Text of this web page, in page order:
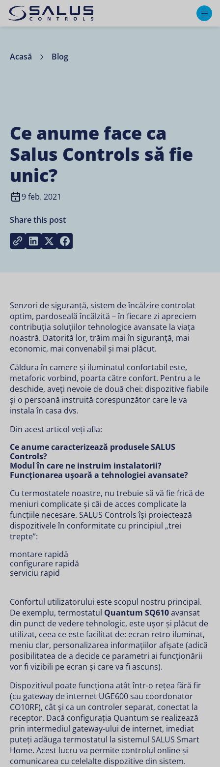
Acasă Blog
Ce anume face ca
Salus Controls să fie
unic?
9 feb. 2021
Share this post
Copy linkShare on LinkedIn
Share on Twitter
Senzori de siguranță, sistem de încălzire controlat
optim, pardoseală încălzită – în fiecare zi apreciem
contribuția soluțiilor tehnologice avansate la viața
noastră. Datorită lor, trăim mai în siguranță, mai
economic, mai convenabil și mai plăcut.
Căldura în camere și iluminatul confortabil este,
metaforic vorbind, poarta către confort. Pentru a le
deschide, aveți nevoie de două chei: dispozitive fiabile
și o persoană instruită corespunzător care le va
instala în casa dvs.
Din acest articol veți afla:
Ce anume caracterizează produsele SALUS
Controls?
Modul în care ne instruim instalatorii?
Funcționarea ușoară a tehnologiei avansate?
Cu termostatele noastre, nu trebuie să vă fie frică de
meniuri complicate și căi de acces complicate la
funcțiile necesare. SALUS Controls își proiectează
dispozitivele în conformitate cu principiul „trei
trepte”:
montare rapidă
configurare rapidă
serviciu rapid
Confortul utilizatorului este scopul nostru principal.
De exemplu, termostatul Quantum SQ610avansat
din punct de vedere tehnologic, este ușor și plăcut de
utilizat, ceea ce este facilitat de: ecran retro iluminat,
meniu clar, personalizarea informațiilor afișate (adică
posibilitatea de a decide ce parametri ai funcționării
vor fi vizibili pe ecran și care va fi ascuns).
Dispozitivul poate funcționa atât într-o rețea fără fir
(cu gateway de internet UGE600 sau coordonator
CO10RF), cât și ca un controler separat, conectat la
receptor. Dacă configurația Quantum se realizează
prin intermediul gateway-ului de internet, imediat
puteți adăuga termostatul la sistemul SALUS Smart
Home. Acest lucru va permite controlul online și
comunicarea cu celelalte dispozitive din sistem.